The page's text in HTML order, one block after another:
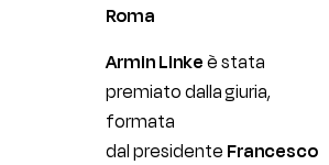
Roma
Armin Linkeè stata
premiato dalla giuria,
formata
dal presidente Francesco